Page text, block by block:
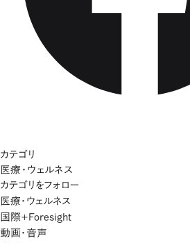
カテゴリ
医療・ウェルネス
カテゴリをフォロー
医療・ウェルネス
国際+Foresight
動画・音声